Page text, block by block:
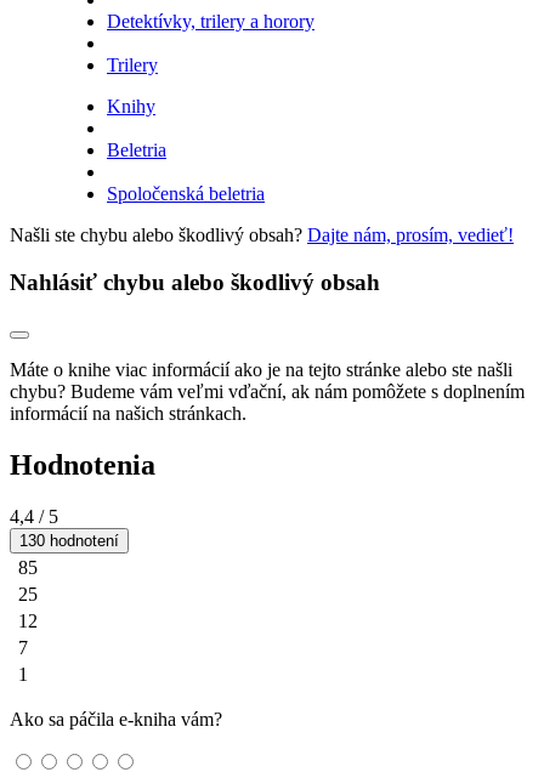
Detektívky, trilery a horory
Trilery
Knihy
Beletria
Spoločenská beletria
Našli ste chybu alebo škodlivý obsah? Dajte nám, prosím, vedieť!
Nahlásiť chybu alebo škodlivý obsah
Máte o knihe viac informácií ako je na tejto stránke alebo ste našli
chybu? Budeme vám veľmi vďační, ak nám pomôžete s doplnením
informácií na našich stránkach.
Hodnotenia
4,4 / 5
130 hodnotení
85
25
12
7
1
Ako sa páčila e-kniha vám?